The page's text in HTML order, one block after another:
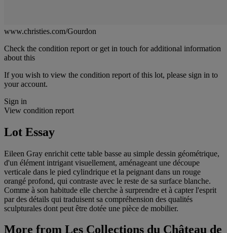
www.christies.com/Gourdon
Check the condition report or get in touch for additional information
about this
If you wish to view the condition report of this lot, please sign in to
your account.
Sign in
View condition report
Lot Essay
Eileen Gray enrichit cette table basse au simple dessin géométrique,
d'un élément intrigant visuellement, aménageant une découpe
verticale dans le pied cylindrique et la peignant dans un rouge
orangé profond, qui contraste avec le reste de sa surface blanche.
Comme à son habitude elle cherche à surprendre et à capter l'esprit
par des détails qui traduisent sa compréhension des qualités
sculpturales dont peut être dotée une pièce de mobilier.
More from Les Collections du Château de